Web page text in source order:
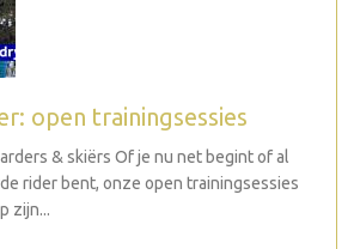
open trainingsessies
& skiërs Of je nu net begint of al
rider bent, onze open trainingsessies
zijn...